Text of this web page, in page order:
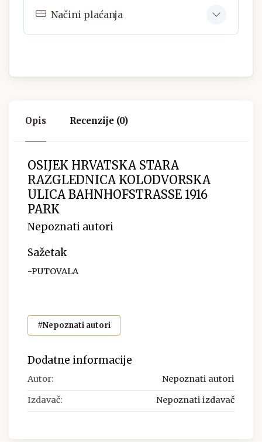
Načini plaćanja
Opis Recenzije (0)
OSIJEK HRVATSKA STARA
RAZGLEDNICA KOLODVORSKA
ULICA BAHNHOFSTRASSE 1916
PARK
Nepoznati autori
Sažetak
-PUTOVALA
#Nepoznati autori
Dodatne informacije
Autor: Nepoznati autori
Izdavač: Nepoznati izdavač